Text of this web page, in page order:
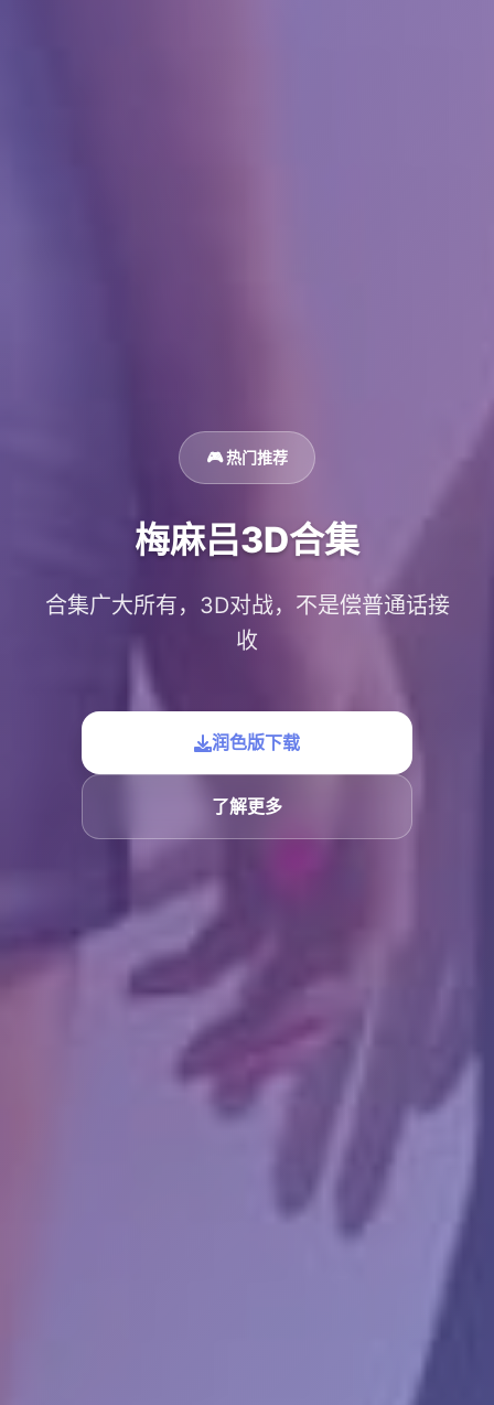
🎮 热门推荐
梅麻吕3D合集
合集广大所有，3D对战，不是偿普通话接
收
润色版下载
了解更多